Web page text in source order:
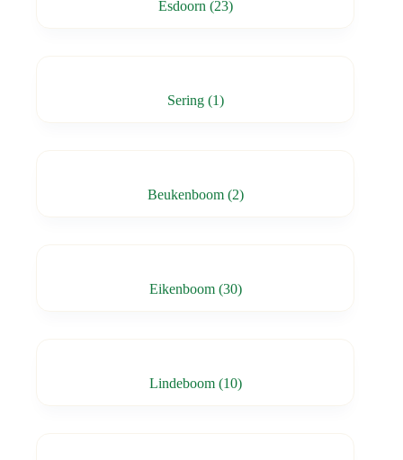
Esdoorn (23)
Sering (1)
Beukenboom (2)
Eikenboom (30)
Lindeboom (10)